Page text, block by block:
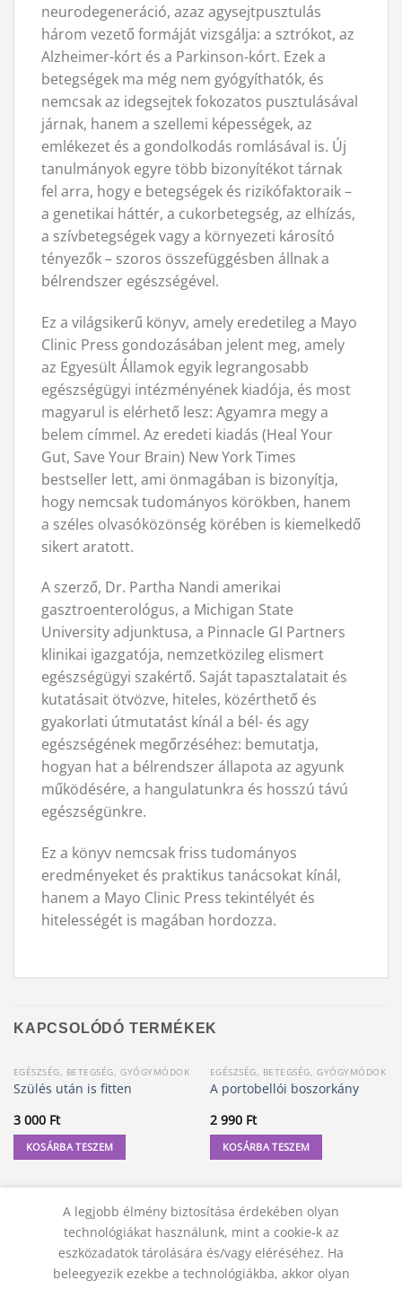
neurodegeneráció, azaz agysejtpusztulás
három vezető formáját vizsgálja: a sztrókot, az
Alzheimer-kórt és a Parkinson-kórt. Ezek a
betegségek ma még nem gyógyíthatók, és
nemcsak az idegsejtek fokozatos pusztulásával
járnak, hanem a szellemi képességek, az
emlékezet és a gondolkodás romlásával is. Új
tanulmányok egyre több bizonyítékot tárnak
fel arra, hogy e betegségek és rizikófaktoraik –
a genetikai háttér, a cukorbetegség, az elhízás,
a szívbetegségek vagy a környezeti károsító
tényezők – szoros összefüggésben állnak a
bélrendszer egészségével.
Ez a világsikerű könyv, amely eredetileg a Mayo
Clinic Press gondozásában jelent meg, amely
az Egyesült Államok egyik legrangosabb
egészségügyi intézményének kiadója, és most
magyarul is elérhető lesz: Agyamra megy a
belem címmel. Az eredeti kiadás (Heal Your
Gut, Save Your Brain) New York Times
bestseller lett, ami önmagában is bizonyítja,
hogy nemcsak tudományos körökben, hanem
a széles olvasóközönség körében is kiemelkedő
sikert aratott.
A szerző, Dr. Partha Nandi amerikai
gasztroenterológus, a Michigan State
University adjunktusa, a Pinnacle GI Partners
klinikai igazgatója, nemzetközileg elismert
egészségügyi szakértő. Saját tapasztalatait és
kutatásait ötvözve, hiteles, közérthető és
gyakorlati útmutatást kínál a bél- és agy
egészségének megőrzéséhez: bemutatja,
hogyan hat a bélrendszer állapota az agyunk
működésére, a hangulatunkra és hosszú távú
egészségünkre.
Ez a könyv nemcsak friss tudományos
eredményeket és praktikus tanácsokat kínál,
hanem a Mayo Clinic Press tekintélyét és
hitelességét is magában hordozza.
KAPCSOLÓDÓ TERMÉKEK
EGÉSZSÉG, BETEGSÉG, GYÓGYMÓDOK
Szülés után is fitten
3 000 Ft
KOSÁRBA TESZEM
EGÉSZSÉG, BETEGSÉG, GYÓGYMÓDOK
A portobellói boszorkány
2 990 Ft
KOSÁRBA TESZEM
A legjobb élmény biztosítása érdekében olyan
technológiákat használunk, mint a cookie-k az
eszközadatok tárolására és/vagy eléréséhez. Ha
beleegyezik ezekbe a technológiákba, akkor olyan